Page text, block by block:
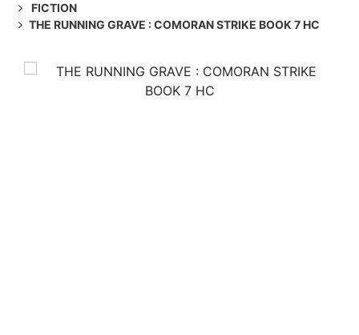
FICTION
THE RUNNING GRAVE : COMORAN STRIKE BOOK 7 HC